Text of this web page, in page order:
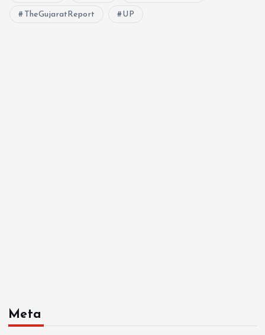
TheGujaratReport UP
Meta